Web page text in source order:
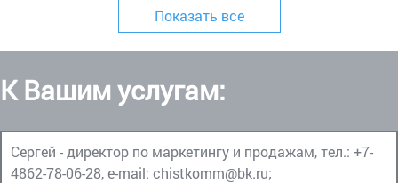
Показать все
К Вашим услугам:
Сергей - директор по маркетингу и продажам, тел.: +7-
4862-78-06-28, e-mail: chistkomm@bk.ru;